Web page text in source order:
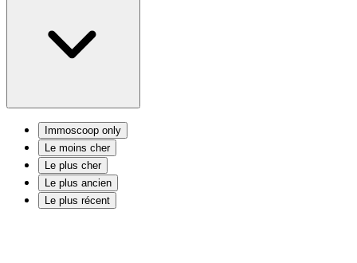
Immoscoop only
Le moins cher
Le plus cher
Le plus ancien
Le plus récent